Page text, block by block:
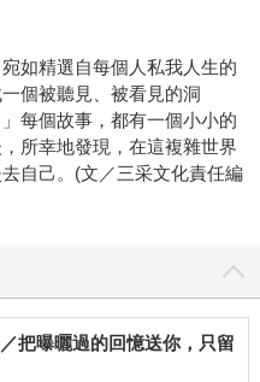
如精選自每個人私我人生的
個被聽見、被看見的洞
每個故事，都有一個小小的
所幸地發現，在這複雜世界
自己。(文／三采文化責任編
把曝曬過的回憶送你，只留